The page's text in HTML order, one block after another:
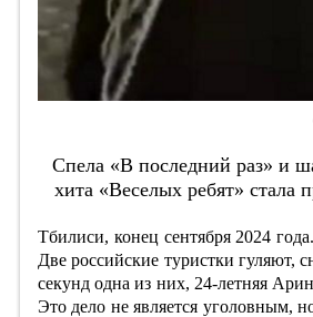
Cпeлa «В пocлeдний paз» и
хитa «Вeceлых peбят» cтaлa
Тбилиси, конец сентября 2024
Две российские туристки гуляют,
секунд одна из них, 24-летняя
Это дело не является уголовным,